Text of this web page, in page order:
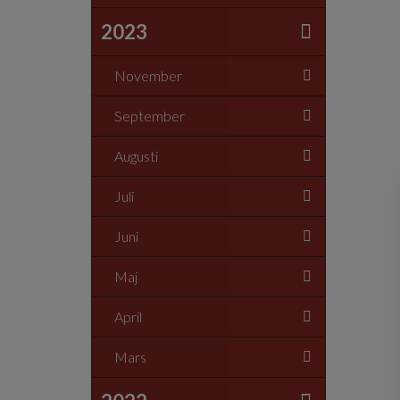
2023
November
September
Augusti
Juli
Juni
Maj
April
Mars